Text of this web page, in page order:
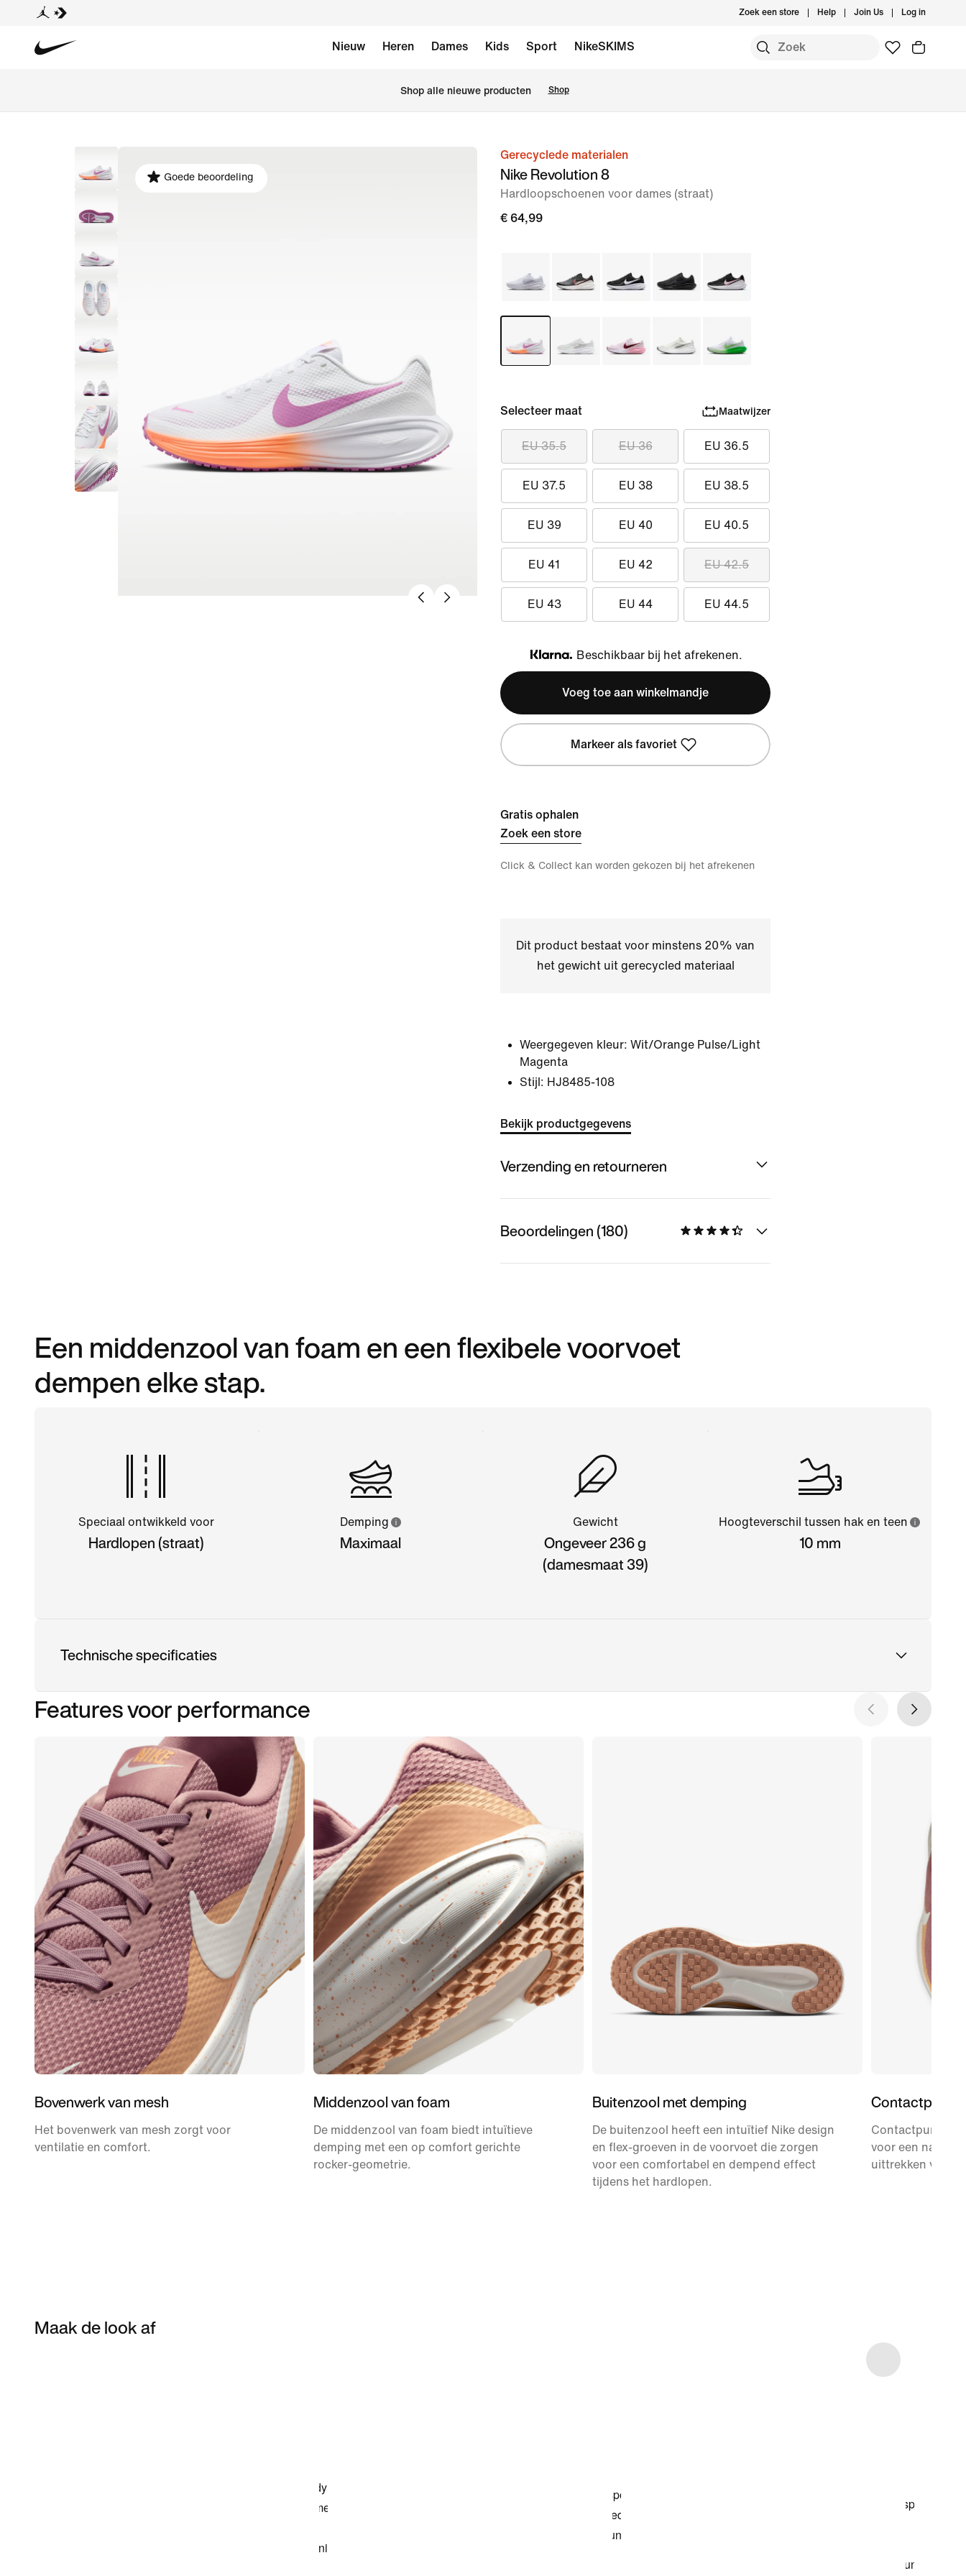
Zoek een store Help Join Us Log in
Nieuw Heren Dames Kids Sport NikeSKIMS
Shop alle nieuwe producten Shop
afbeelding
Goede beoordeling
Gerecyclede materialen
Nike Revolution 8
Hardloopschoenen voor dames (straat)
€ 64,99
Selecteer maat Maatwijzer
EU 35.5 EU 36 EU 36.5
EU 37.5 EU 38 EU 38.5
EU 39 EU 40 EU 40.5
EU 41 EU 42 EU 42.5
EU 43 EU 44 EU 44.5
Klarna
Beschikbaar bij het afrekenen.
Voeg toe aan winkelmandje
Markeer als favoriet
Gratis ophalen
Zoek een store
Click & Collect kan worden gekozen bij het afrekenen
Dit product bestaat voor minstens 20% van
het gewicht uit gerecycled materiaal
Weergegeven kleur: Wit/Orange Pulse/Light
Magenta
Stijl: HJ8485-108
Bekijk productgegevens
Verzending en retourneren
Beoordelingen (180)
Een middenzool van foam en een flexibele voorvoet
dempen elke stap.
Speciaal ontwikkeld voor
Hardlopen (straat)
Demping
Maximaal
Gewicht
Ongeveer 236 g
(damesmaat 39)
Hoogteverschil tussen hak en teen
10 mm
Technische specificaties
Features voor performance
Bovenwerk van mesh
Het bovenwerk van mesh zorgt voor
ventilatie en comfort.
Middenzool van foam
De middenzool van foam biedt intuïtieve
demping met een op comfort gerichte
rocker-geometrie.
Buitenzool met demping
De buitenzool heeft een intuïtief Nike design
en flex-groeven in de voorvoet die zorgen
voor een comfortabel en dempend effect
tijdens het hardlopen.
Contactpunten
voor een
uittrekken van
Maak de look af